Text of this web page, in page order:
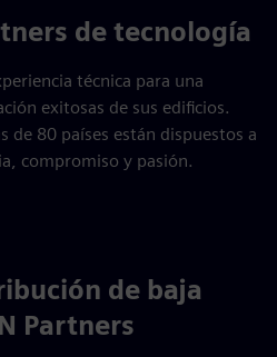
de tecnología
técnica para una
exitosas de sus edificios.
de 80 países están dispuestos a
compromiso y pasión.
de baja
Partners